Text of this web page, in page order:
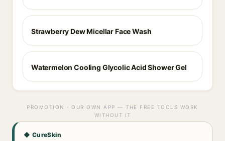
Strawberry Dew Micellar Face Wash
Watermelon Cooling Glycolic Acid Shower Gel
PROMOTION · OUR OWN APP — THE FREE TOOLS WORK
WITHOUT IT
◆ CureSkin